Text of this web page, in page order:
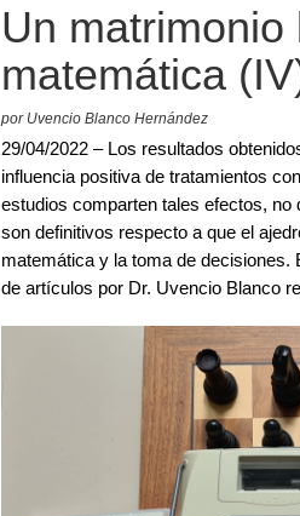
Un
matemática
por Uvencio Blanco Hernández
29/04/2022 – Los resultados
influencia positiva de tratamientos
estudios comparten tales efectos,
son definitivos respecto a que el
matemática y la toma de decisiones.
de artículos por Dr. Uvencio Blanco